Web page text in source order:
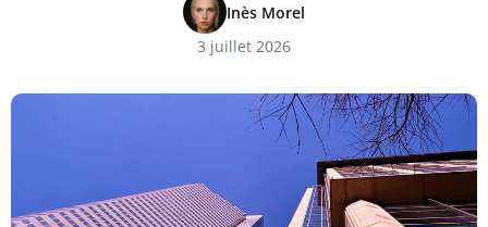
Inès Morel
3 juillet 2026